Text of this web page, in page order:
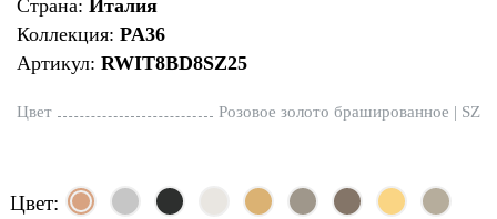
Страна: Италия
Коллекция: PA36
Артикул: RWIT8BD8SZ25
Цвет Розовое золото брашированное | SZ
Цвет: